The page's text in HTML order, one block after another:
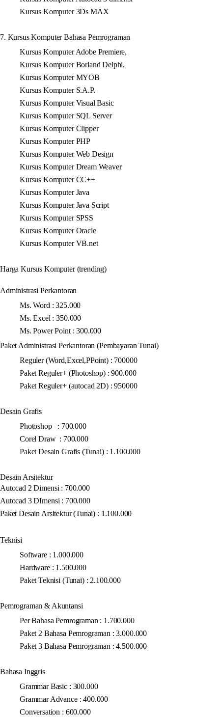
Kursus Komputer 3Ds MAX
7. Kursus Komputer Bahasa Pemrograman
Kursus Komputer Adobe Premiere,
Kursus Komputer Borland Delphi,
Kursus Komputer MYOB
Kursus Komputer S.A.P.
Kursus Komputer Visual Basic
Kursus Komputer SQL Server
Kursus Komputer Clipper
Kursus Komputer PHP
Kursus Komputer Web Design
Kursus Komputer Dream Weaver
Kursus Komputer CC++
Kursus Komputer Java
Kursus Komputer Java Script
Kursus Komputer SPSS
Kursus Komputer Oracle
Kursus Komputer VB.net
Harga Kursus Komputer (trending)
Administrasi Perkantoran
Ms. Word : 325.000
Ms. Excel : 350.000
Ms. Power Point : 300.000
Paket Administrasi Perkantoran (Pembayaran Tunai)
Reguler (Word,Excel,PPoint) : 700000
Paket Reguler+ (Photoshop) : 900.000
Paket Reguler+ (autocad 2D) : 950000
Desain Grafis
Photoshop : 700.000
Corel Draw : 700.000
Paket Desain Grafis (Tunai) : 1.100.000
Desain Arsitektur
Autocad 2 Dimensi : 700.000
Autocad 3 DImensi : 700.000
Paket Desain Arsitektur (Tunai) : 1.100.000
Teknisi
Software : 1.000.000
Hardware : 1.500.000
Paket Teknisi (Tunai) : 2.100.000
Pemrograman & Akuntansi
Per Bahasa Pemrograman : 1.700.000
Paket 2 Bahasa Pemrograman : 3.000.000
Paket 3 Bahasa Pemrograman : 4.500.000
Bahasa Inggris
Grammar Basic : 300.000
Grammar Advance : 400.000
Conversation : 600.000